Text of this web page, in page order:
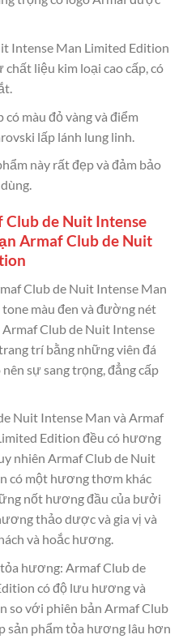
Intense Man Limited Edition
liệu kim loại cao cấp, có
màu đỏ vàng và điểm
lấp lánh lung linh.
này rất đẹp và đảm bảo
Club de Nuit Intense
Armaf Club de Nuit
Club de Nuit Intense Man
màu đen và đường nét
Club de Nuit Intense
trí bằng những viên đá
sự sang trọng, đẳng cấp
Nuit Intense Man và Armaf
Edition đều có hương
nhiên Armaf Club de Nuit
có một hương thơm khác
nốt hương đầu của bưởi
thảo dược và gia vị và
và hoắc hương.
hương: Armaf Club de
có độ lưu hương và
so với phiên bản Armaf Club
sản phẩm tỏa hương lâu hơn